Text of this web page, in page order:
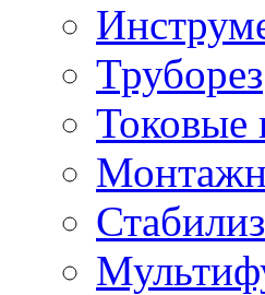
Труборез